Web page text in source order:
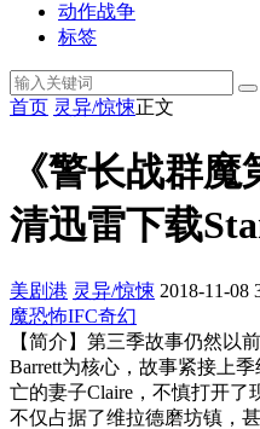
动作战争
标签
首页 灵异/惊悚正文
《警长战群
清迅雷下载
美剧港 灵异/惊悚 2018-11-08
魔恐怖IFC​奇幻
【简介】第三季故事仍然以
Barrett为核心，故事紧接上
亡的妻子Claire，不慎打开了
不仅占据了维拉德磨坊镇，